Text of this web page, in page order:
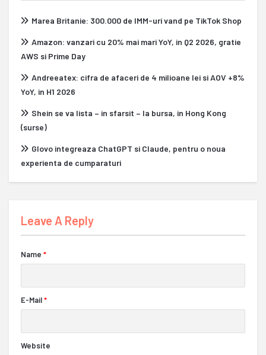
Marea Britanie: 300.000 de IMM-uri vand pe TikTok Shop
Amazon: vanzari cu 20% mai mari YoY, in Q2 2026, gratie
AWS si Prime Day
Andreeatex: cifra de afaceri de 4 milioane lei si AOV +8%
YoY, in H1 2026
Shein se va lista – in sfarsit – la bursa, in Hong Kong
(surse)
Glovo integreaza ChatGPT si Claude, pentru o noua
experienta de cumparaturi
Leave A Reply
Name *
E-Mail*
Website